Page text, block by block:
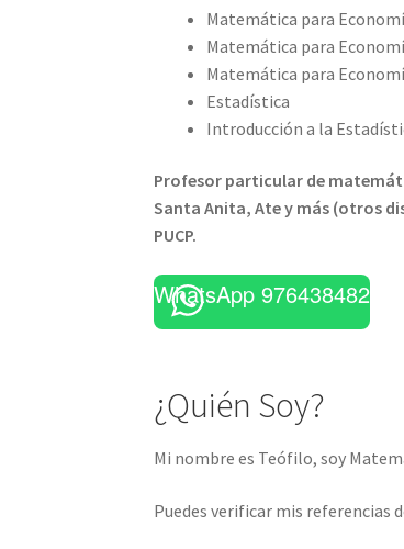
Matemática para
Matemática para
Matemática para
Estadística
Introducción a la
Profesor particular de
Santa Anita, Ate y más (otros
PUCP.
WhatsApp 976438482
¿Quién Soy?
Mi nombre es Teófilo, soy
Puedes verificar mis referencias